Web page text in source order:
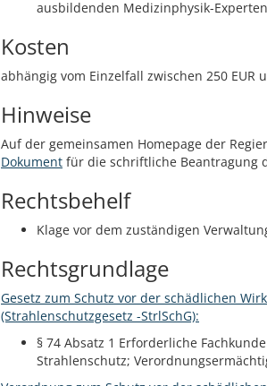
ausbildenden Medizinphysik-
Kosten
abhängig vom Einzelfall zwischen 250 EUR
Hinweise
Auf der gemeinsamen Homepage der
Dokument für die schriftliche Beantragung
Rechtsbehelf
Klage vor dem zuständigen
Rechtsgrundlage
Gesetz zum Schutz vor der schädlichen
(Strahlenschutzgesetz -StrlSchG):
§ 74 Absatz 1 Erforderliche
Strahlenschutz;